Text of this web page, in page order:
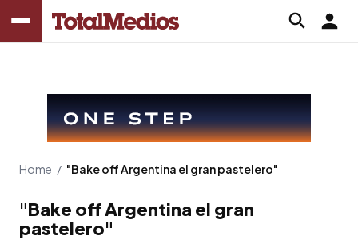
Home / "Bake off Argentina el gran pastelero"
"Bake off Argentina el gran
pastelero"